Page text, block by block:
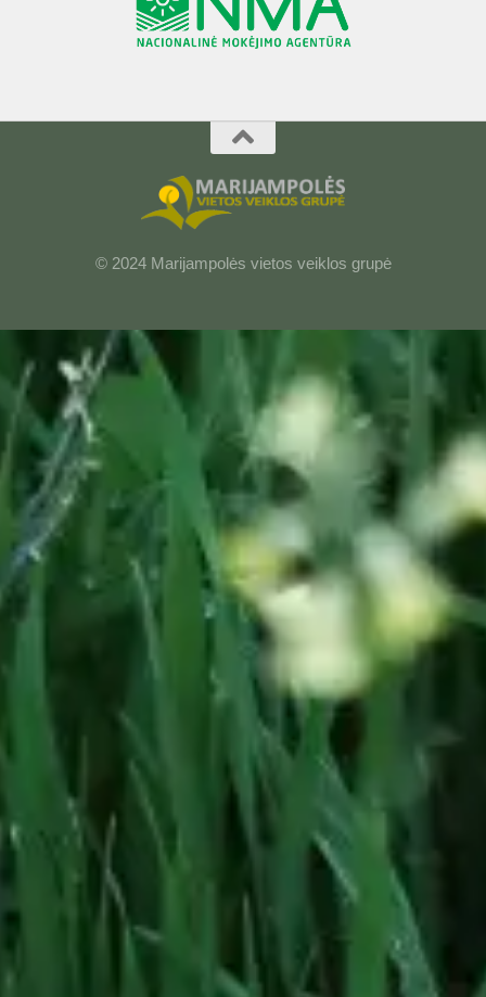
© 2024 Marijampolės vietos veiklos grupė